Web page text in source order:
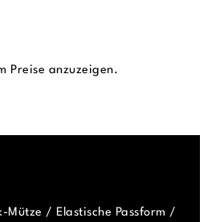
Preise anzuzeigen.
Mütze / Elastische Passform /